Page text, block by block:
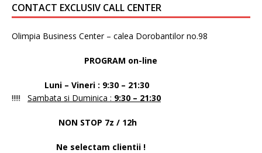
CONTACT EXCLUSIV CALL CENTER
Olimpia Business Center – calea Dorobantilor no.98
PROGRAM on-line
Luni – Vineri : 9:30 – 21:30
!!!!! Sambata si Duminica : 9:30 – 21:30
NON STOP 7z / 12h
Ne selectam clientii !